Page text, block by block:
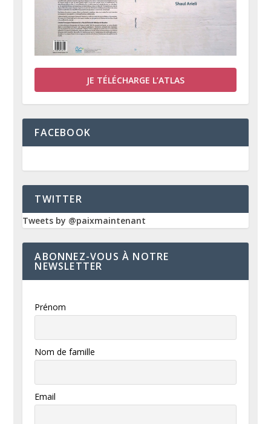
JE TÉLÉCHARGE L’ATLAS
FACEBOOK
TWITTER
Tweets by @paixmaintenant
ABONNEZ-VOUS À NOTRE
NEWSLETTER
Prénom
Nom de famille
Email